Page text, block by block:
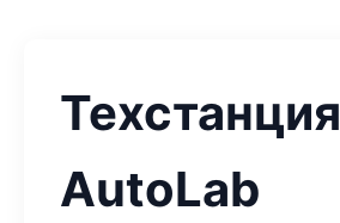
Техстанция
AutoLab